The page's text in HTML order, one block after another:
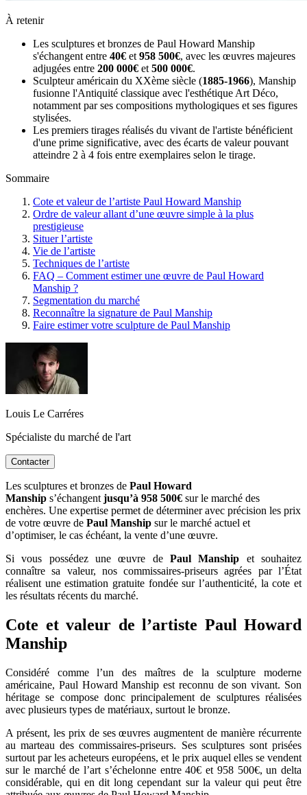
À retenir
Les sculptures et bronzes de Paul Howard Manship
s'échangent entre 40€ et 958 500€, avec les œuvres majeures
adjugées entre 200 000€ et 500 000€.
Sculpteur américain du XXème siècle (1885-1966), Manship
fusionne l'Antiquité classique avec l'esthétique Art Déco,
notamment par ses compositions mythologiques et ses figures
stylisées.
Les premiers tirages réalisés du vivant de l'artiste bénéficient
d'une prime significative, avec des écarts de valeur pouvant
atteindre 2 à 4 fois entre exemplaires selon le tirage.
Sommaire
Cote et valeur de l’artiste Paul Howard Manship
Ordre de valeur allant d’une œuvre simple à la plus
prestigieuse
Situer l’artiste
Vie de l’artiste
Techniques de l’artiste
FAQ – Comment estimer une œuvre de Paul Howard
Manship ?
Segmentation du marché
Reconnaître la signature de Paul Manship
Faire estimer votre sculpture de Paul Manship
Louis Le Carréres
Spécialiste du marché de l'art
Contacter
Les sculptures et bronzes de Paul Howard
Manship s’échangent jusqu’à 958 500€ sur le marché des
enchères. Une expertise permet de déterminer avec précision les prix
de votre œuvre de Paul Manship sur le marché actuel et
d’optimiser, le cas échéant, la vente d’une œuvre.
Si vous possédez une œuvre de Paul Manship et souhaitez
connaître sa valeur, nos commissaires-priseurs agrées par l’État
réalisent une estimation gratuite fondée sur l’authenticité, la cote et
les résultats récents du marché.
Cote et valeur de l’artiste Paul Howard
Manship
Considéré comme l’un des maîtres de la sculpture moderne
américaine, Paul Howard Manship est reconnu de son vivant. Son
héritage se compose donc principalement de sculptures réalisées
avec plusieurs types de matériaux, surtout le bronze.
A présent, les prix de ses œuvres augmentent de manière récurrente
au marteau des commissaires-priseurs. Ses sculptures sont prisées
surtout par les acheteurs européens, et le prix auquel elles se vendent
sur le marché de l’art s’échelonne entre 40€ et 958 500€, un delta
considérable, qui en dit long cependant sur la valeur qui peut être